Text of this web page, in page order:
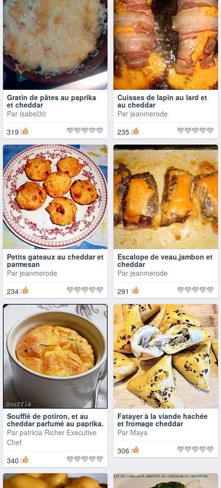
Gratin de pâtes au paprika
et cheddar
Par isabel30
319
Cuisses de lapin au lard et
au cheddar
Par jeanmerode
235
Petits gateaux au cheddar et
parmesan
Par jeanmerode
234
Escalope de veau,jambon et
cheddar
Par jeanmerode
291
Soufflé de potiron, et au
cheddar parfumé au paprika.
Par patricia Richer Executive
Chef
340
Fatayer à la viande hachée
et fromage cheddar
Par Maya
306